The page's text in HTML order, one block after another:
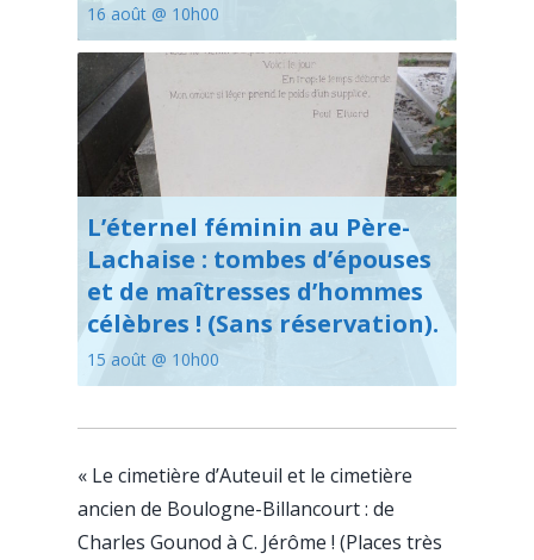
16 août @ 10h00
L’éternel féminin au Père-
Lachaise : tombes d’épouses
et de maîtresses d’hommes
célèbres ! (Sans réservation).
15 août @ 10h00
« Le cimetière d’Auteuil et le cimetière
ancien de Boulogne-Billancourt : de
Charles Gounod à C. Jérôme ! (Places très